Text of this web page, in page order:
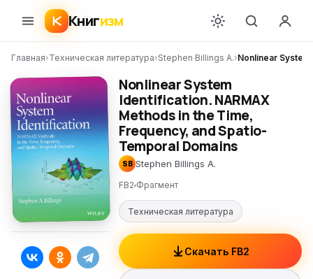
Книгизм
Главная›Техническая литература›Stephen Billings A.›Nonlinear
Nonlinear System
Identification. NARMAX
Methods in the Time,
Frequency, and Spatio-
Temporal Domains
SB Stephen Billings A.
FB2 Фрагмент
Техническая литература
Скачать FB2